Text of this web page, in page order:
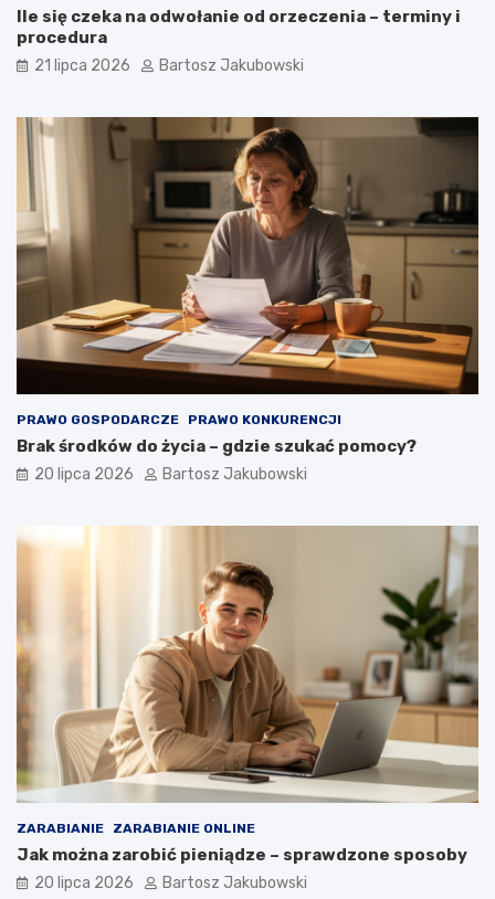
Ile się czeka na odwołanie od orzeczenia – terminy i
procedura
21 lipca 2026 Bartosz Jakubowski
PRAWO GOSPODARCZE PRAWO KONKURENCJI
Brak środków do życia – gdzie szukać pomocy?
20 lipca 2026 Bartosz Jakubowski
ZARABIANIE ZARABIANIE ONLINE
Jak można zarobić pieniądze – sprawdzone sposoby
20 lipca 2026 Bartosz Jakubowski